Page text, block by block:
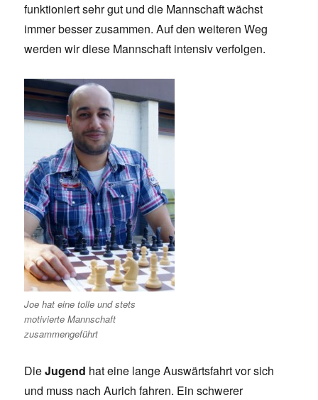
funktioniert sehr gut und die Mannschaft wächst
immer besser zusammen. Auf den weiteren Weg
werden wir diese Mannschaft intensiv verfolgen.
Joe hat eine tolle und stets
motivierte Mannschaft
zusammengeführt
DieJugend hat eine lange Auswärtsfahrt vor sich
und muss nach Aurich fahren. Ein schwerer